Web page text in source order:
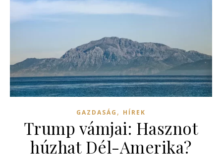
GAZDASÁG , HÍREK
Trump vámjai: Hasznot
húzhat Dél-Amerika?